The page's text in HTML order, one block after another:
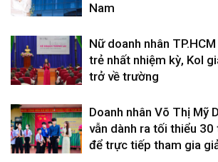
Nam
Nữ doanh nhân
trẻ nhất nhiệm kỳ, Kol
trở về trường
Doanh nhân Võ Thị Mỹ
vẫn dành ra tối thiểu
để trực tiếp tham gia